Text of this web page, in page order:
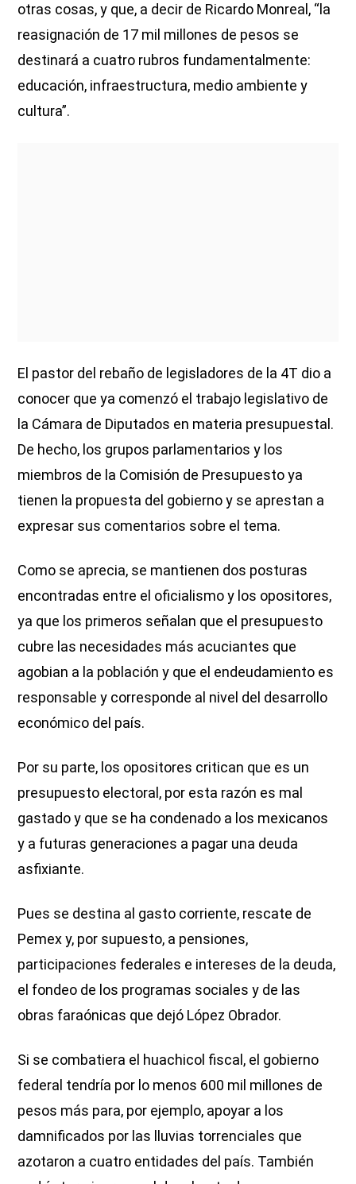
otras cosas, y que, a decir de Ricardo Monreal, “la
reasignación de 17 mil millones de pesos se
destinará a cuatro rubros fundamentalmente:
educación, infraestructura, medio ambiente y
cultura”.
El pastor del rebaño de legisladores de la 4T dio a
conocer que ya comenzó el trabajo legislativo de
la Cámara de Diputados en materia presupuestal.
De hecho, los grupos parlamentarios y los
miembros de la Comisión de Presupuesto ya
tienen la propuesta del gobierno y se aprestan a
expresar sus comentarios sobre el tema.
Como se aprecia, se mantienen dos posturas
encontradas entre el oficialismo y los opositores,
ya que los primeros señalan que el presupuesto
cubre las necesidades más acuciantes que
agobian a la población y que el endeudamiento es
responsable y corresponde al nivel del desarrollo
económico del país.
Por su parte, los opositores critican que es un
presupuesto electoral, por esta razón es mal
gastado y que se ha condenado a los mexicanos
y a futuras generaciones a pagar una deuda
asfixiante.
Pues se destina al gasto corriente, rescate de
Pemex y, por supuesto, a pensiones,
participaciones federales e intereses de la deuda,
el fondeo de los programas sociales y de las
obras faraónicas que dejó López Obrador.
Si se combatiera el huachicol fiscal, el gobierno
federal tendría por lo menos 600 mil millones de
pesos más para, por ejemplo, apoyar a los
damnificados por las lluvias torrenciales que
azotaron a cuatro entidades del país. También